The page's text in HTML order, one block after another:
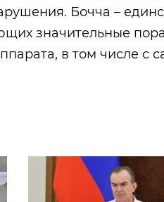
Бочча –
значительные
в том числе с